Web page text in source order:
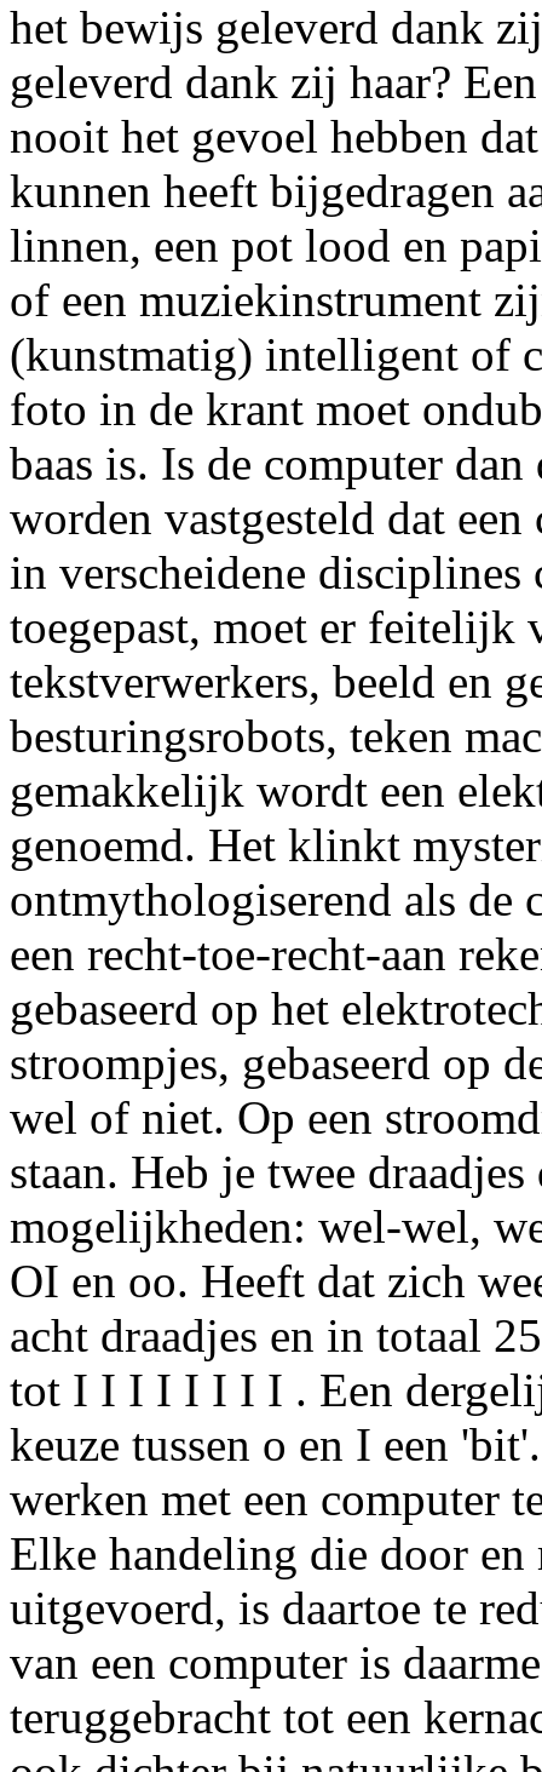
het bewijs geleverd dank
geleverd dank zij haar?
nooit het gevoel hebben
kunnen heeft bijgedragen
linnen, een pot lood en
of een muziekinstrument
(kunstmatig) intelligent of
foto in de krant moet
baas is. Is de computer
worden vastgesteld dat
in verscheidene
toegepast, moet er feitelijk
tekstverwerkers, beeld en
besturingsrobots, teken
gemakkelijk wordt een
genoemd. Het klinkt
ontmythologiserend als de
een recht-toe-recht-aan
gebaseerd op het
stroompjes, gebaseerd op
wel of niet. Op een
staan. Heb je twee
mogelijkheden: wel-wel,
OI en oo. Heeft dat zich
acht draadjes en in totaal
tot I I I I I I I I . Een
keuze tussen o en I een
werken met een computer
Elke handeling die door
uitgevoerd, is daartoe te
van een computer is
teruggebracht tot een